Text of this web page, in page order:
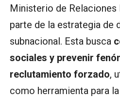
Ministerio de
parte de la estrategia de
subnacional. Esta busca
sociales y prevenir
reclutamiento forzado,
como herramienta para